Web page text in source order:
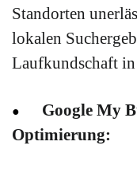
Standorten
lokalen
Laufkundschaft
●
Google My
Optimierung: